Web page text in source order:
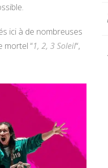
ici à de nombreuses
mortel “1, 2, 3 Soleil“,